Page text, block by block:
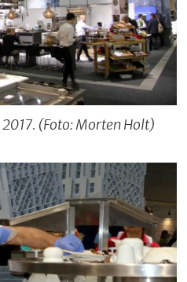
(Foto: Morten Holt)